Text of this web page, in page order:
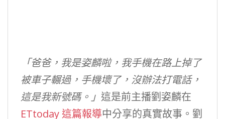
「爸爸，我是姿麟啦，我手機在路上掉了
被車子輾過，手機壞了，沒辦法打電話，
這是我新號碼。」 這是前主播劉姿麟在
ETtoday 這篇報導中分享的真實故事。劉